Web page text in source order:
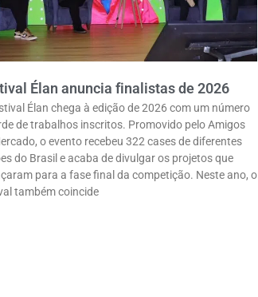
Élan anuncia finalistas de 2026
Élan chega à edição de 2026 com um número
de trabalhos inscritos. Promovido pelo Amigos
o evento recebeu 322 cases de diferentes
do Brasil e acaba de divulgar os projetos que
para a fase final da competição. Neste ano, o
também coincide